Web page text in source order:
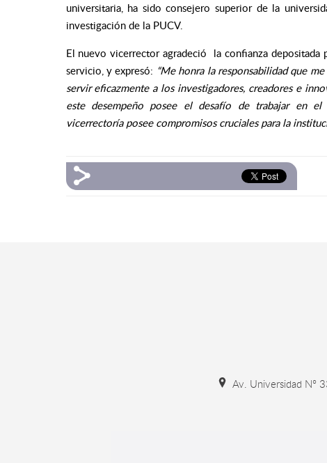
universitaria, ha sido consejero superior de la
investigación de la PUCV.
El nuevo vicerrector agradeció la confianza
servicio, y expresó: “Me honra la responsabilidad que
servir eficazmente a los investigadores, creadores e
este desempeño posee el desafío de trabajar en
vicerrectoría posee compromisos cruciales para la
Av. Universidad Nº